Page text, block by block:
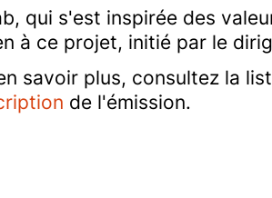
qui s'est inspirée des
à ce projet, initié par le
savoir plus, consultez la
de l'émission.